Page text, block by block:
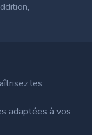
les
adaptées à vos